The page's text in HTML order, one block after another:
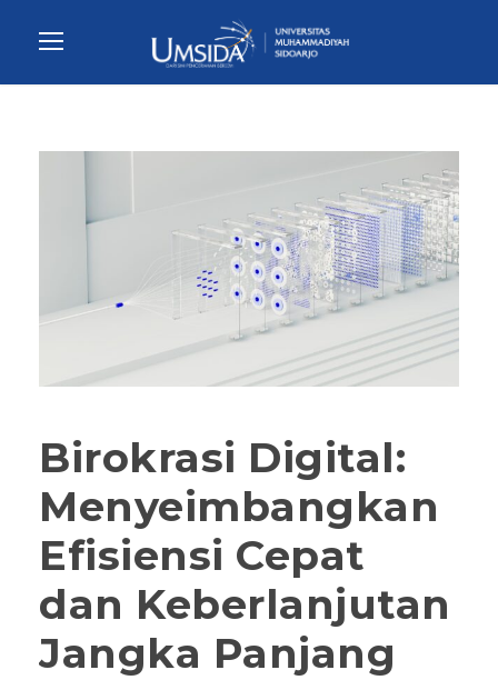
Birokrasi Digital:
Menyeimbangkan
Efisiensi Cepat
dan Keberlanjutan
Jangka Panjang